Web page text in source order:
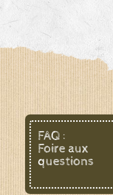
FAQ :
Foire aux
questions